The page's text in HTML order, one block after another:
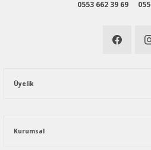
0553 662 39 69
Üyelik
Kurumsal